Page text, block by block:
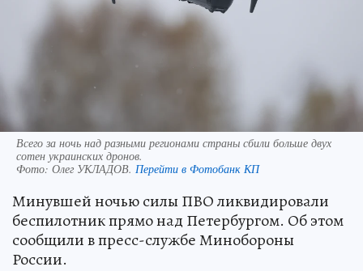
Всего за ночь над разными регионами страны сбили больше двух
сотен украинских дронов.
Фото: Олег УКЛАДОВ. Перейти в Фотобанк КП
Минувшей ночью силы ПВО ликвидировали
беспилотник прямо над Петербургом. Об этом
сообщили в пресс-службе Минобороны
России.